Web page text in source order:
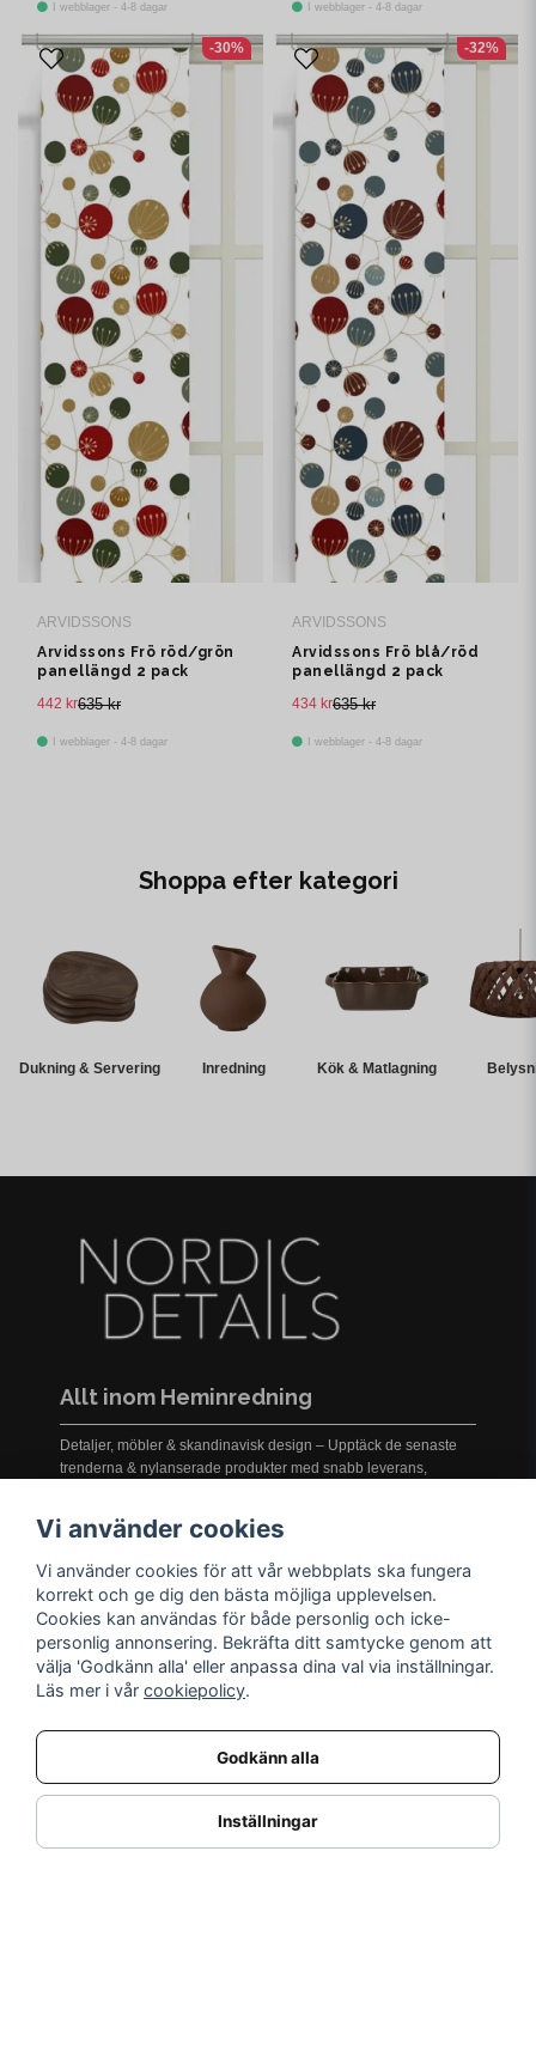
I webblager - 4-8 dagar I webblager - 4-8 dagar
ARVIDSSONS
Arvidssons Frö röd/grön
panellängd 2 pack
635 kr
442 kr
I webblager - 4-8 dagar
-30%
ARVIDSSONS
Arvidssons Frö blå/röd
panellängd 2 pack
635 kr
434 kr
I webblager - 4-8 dagar
-32%
Shoppa efter kategori
Dukning & Servering Inredning Kök & Matlagning
Allt inom Heminredning
Detaljer, möbler & skandinavisk design – Upptäck de senaste
trenderna & nylanserade produkter med snabb leverans,
INFORMATION
Nyheter
Kampanjer
Varumärken
Vi använder cookies
Vi använder cookies för att vår webbplats ska fungera
korrekt och ge dig den bästa möjliga upplevelsen.
Cookies kan användas för både personlig och icke-
personlig annonsering. Bekräfta ditt samtycke genom att
välja 'Godkänn alla' eller anpassa dina val via inställningar.
Läs mer i vår cookiepolicy.
Godkänn alla
Inställningar